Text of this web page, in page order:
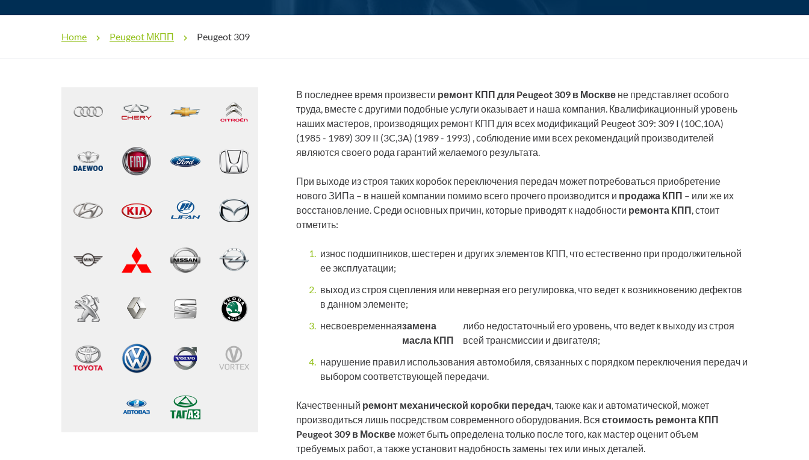
Home Peugeot МКПП Peugeot 309
В последнее время произвести ремонт КПП для Peugeot 309 в Москве не представляет особого
труда, вместе с другими подобные услуги оказывает и наша компания. Квалификационный уровень
наших мастеров, производящих ремонт КПП для всех модификаций Peugeot 309: 309 I (10C,10A)
(1985 - 1989) 309 II (3C,3A) (1989 - 1993) , соблюдение ими всех рекомендаций производителей
являются своего рода гарантий желаемого результата.
При выходе из строя таких коробок переключения передач может потребоваться приобретение
нового ЗИПа – в нашей компании помимо всего прочего производится и продажа КПП – или же их
восстановление. Среди основных причин, которые приводят к надобности ремонта КПП, стоит
отметить:
износ подшипников, шестерен и других элементов КПП, что естественно при продолжительной
ее эксплуатации;
выход из строя сцепления или неверная его регулировка, что ведет к возникновению дефектов
в данном элементе;
несвоевременнаязамена
масла КПП
либо недостаточный его уровень, что ведет к выходу из строя
всей трансмиссии и двигателя;
нарушение правил использования автомобиля, связанных с порядком переключения передач и
выбором соответствующей передачи.
Качественный ремонт механической коробки передач, также как и автоматической, может
производиться лишь посредством современного оборудования. Вся стоимость ремонта КПП
Peugeot 309 в Москве может быть определена только после того, как мастер оценит объем
требуемых работ, а также установит надобность замены тех или иных деталей.